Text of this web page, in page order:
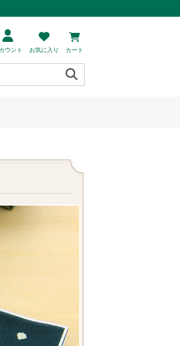
ウント お気に入り カート